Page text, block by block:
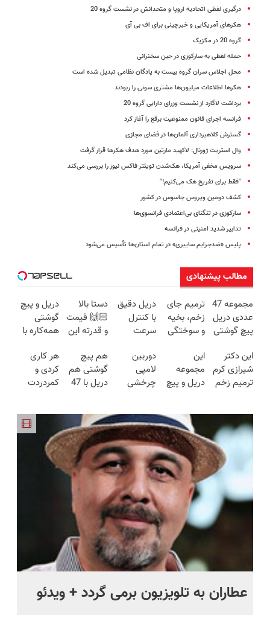
درگیری لفظی اتحادیه اروپا و متحدانش در نشست گروه 20
هکرهای آمریکایی و خبرچینی برای اف بی آی
گروه 20 در مکزیک
حمله لفظی به سارکوزی در حین سخنرانی
محل اجلاس سران گروه بیست به پادگان نظامی تبدیل شده است
هکرها اطلاعات میلیون‌ها مشتری سونی را ربودند
برداشت لاگارد از نشست وزرای دارایی گروه 20
فرانسه اجرای قانون ممنوعیت برقع را آغاز کرد
گسترش کلاهبرداری آلمان‌ها در فضای مجازی
وال استریت ژورنال: لاکهید مارتین مورد هدف هکرها قرار گرفت
سرویس مخفی آمریکا، هک‌شدن تویئتر فاکس نیوز را بررسی می‌کند
"فقط برای تفریح هک می‌کنیم!"
کشف دومین ویروس جاسوس در کشور
سارکوزی در تنگنای بی‌اعتمادی فرانسوی‌ها
تدابیر شدید امنیتی در فرانسه
پلیس «ضد‌جرایم سایبری» در تمام استان‌ها تأسیس می‌شود
مطالب پیشنهادی
مجموعه 47
عددی دریل
پیچ گوشتی
(تخفیف به
مدت
محدود)
ترمیم جای
زخم، بخیه
و سوختگی
هفته!!😍
دریل دقیق
با کنترل
سرعت
(مجموعه
47عددی +
تخفیف
دستا بالا
🙌🏻 قیمت
و قدرته این
میده🔥
دریل و پیچ
گوشتی
همه‌کاره با
هوشمند ⚙️
(نصف
قیمت بازار
این دکتر
شیرازی کرم
ترمیم زخم
این
مجموعه
دریل و پیچ
نصف قیمت
بخر!😉
دوربین
لامپی
چرخشی
حراج شد🔥
پرداخت
درب منزل
هم پیچ
گوشتی هم
دریل با 47
تخفیف داره
بخرش!🔥
هر کاری
کردی و
کمردردت
پرسشنامه و
دریافت راه
حل
عطاران به تلویزیون برمی گردد + ویدئو